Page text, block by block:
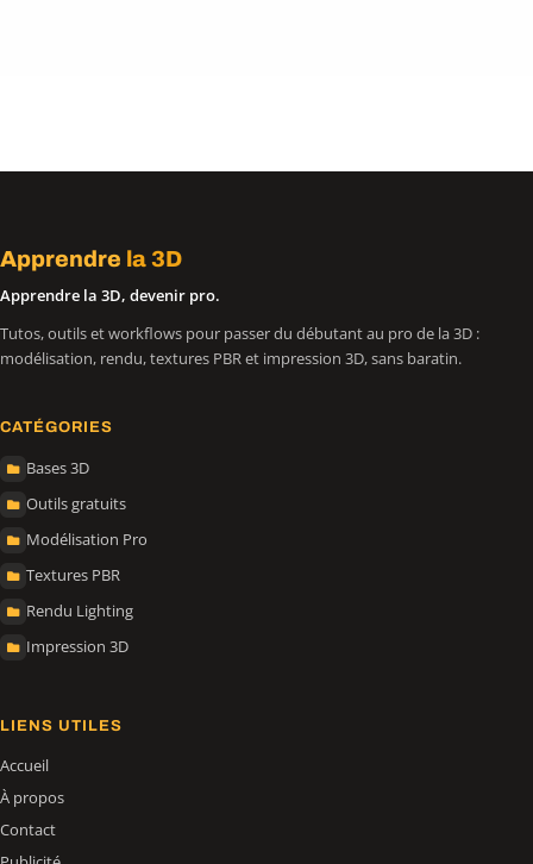
Apprendre la 3D
Apprendre la 3D, devenir pro.
Tutos, outils et workflows pour passer du débutant au pro de la 3D :
modélisation, rendu, textures PBR et impression 3D, sans baratin.
CATÉGORIES
Bases 3D
Outils gratuits
Modélisation Pro
Textures PBR
Rendu Lighting
Impression 3D
LIENS UTILES
Accueil
À propos
Contact